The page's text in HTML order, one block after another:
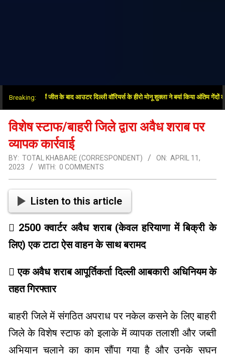
Breaking:
सुपर ओवर में जीत के बाद आउटर दिल्ली वॉरियर्स के हीरो मोनू शुक्ला ने बयां किया अंतिम गेंदों का
विशेष स्टाफ/बाहरी जिले द्वारा अवैध शराब पर
व्यापक कार्रवाई
BY: TOTAL KHABARE (CORRESPONDENT) ON: APRIL 11,
2023
WITH: 0 COMMENTS
Listen to this article
 2500 क्वार्टर अवैध शराब (केवल हरियाणा में बिक्री के
लिए) एक टाटा ऐस वाहन के साथ बरामद
 एक अवैध शराब आपूर्तिकर्ता दिल्ली आबकारी अधिनियम के
तहत गिरफ्तार
बाहरी जिले में संगठित अपराध पर नकेल कसने के लिए बाहरी
जिले के विशेष स्टाफ को इलाके में व्यापक तलाशी और जब्ती
अभियान चलाने का काम सौंपा गया है और उनके सघन